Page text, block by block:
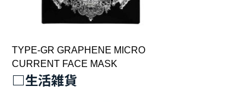
TYPE-GR GRAPHENE MICRO
CURRENT FACE MASK
□生活雑貨